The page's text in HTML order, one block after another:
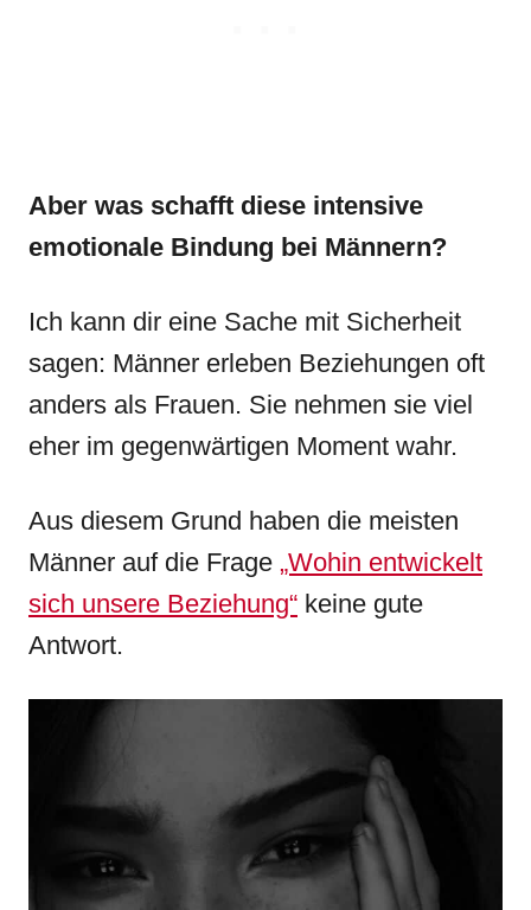
Aber was schafft diese intensive
emotionale Bindung bei Männern?
Ich kann dir eine Sache mit Sicherheit
sagen: Männer erleben Beziehungen oft
anders als Frauen. Sie nehmen sie viel
eher im gegenwärtigen Moment wahr.
Aus diesem Grund haben die meisten
Männer auf die Frage „Wohin entwickelt
sich unsere Beziehung“ keine gute
Antwort.